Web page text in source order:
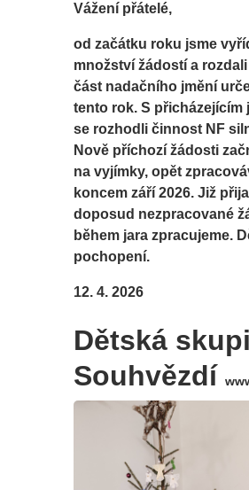
Vážení přátelé,
od začátku roku jsme
množství žádostí a
část nadačního jmění
tento rok. S přicházejícím
se rozhodli činnost NF
Nově příchozí žádosti
na vyjímky, opět
koncem září 2026. Již
doposud nezpracované
během jara zpracujeme.
pochopení.
12. 4. 2026
Dětská
Souhvězdí